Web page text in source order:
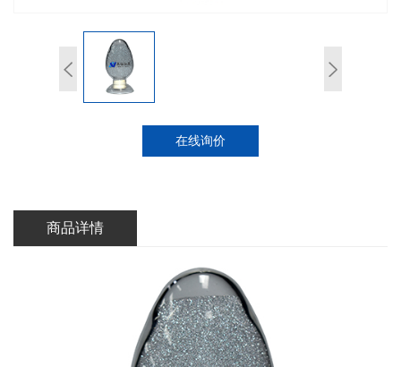
在线询价
商品详情